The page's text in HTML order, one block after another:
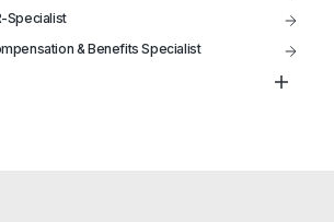
Specialist
& Benefits Specialist